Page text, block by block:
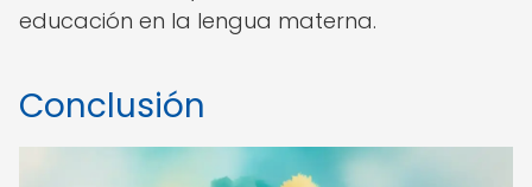
educación en la lengua materna.
Conclusión